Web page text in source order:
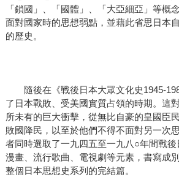
「鎖國」、「國體」、「大亞細亞」等概
面對國家時的思想弱點，並藉此省思日本
的歷史。
隨後在《戰後日本大眾文化史1945-
了日本戰敗、受美國實質占領的時期。這
所未有的巨大衝擊，從無比自豪的皇國臣
敗國降民，以至於他們不得不面對另一次
者同時選取了一九四五至一九八○年間戰
漫畫、流行歌曲、電視劇等元素，書寫成
整個日本思想史系列的完結篇。